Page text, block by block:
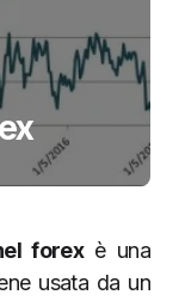
forexè una
usata da un